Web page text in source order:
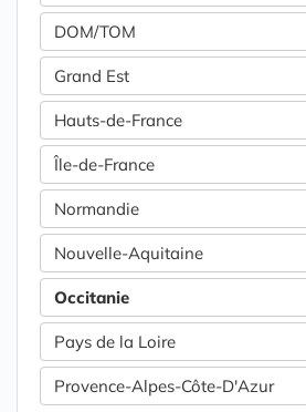
DOM/TOM
Grand Est
Hauts-de-France
Île-de-France
Normandie
Nouvelle-Aquitaine
Occitanie
Pays de la Loire
Provence-Alpes-Côte-D'Azur